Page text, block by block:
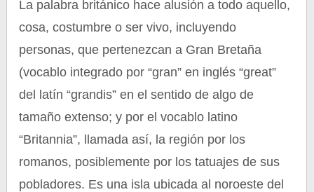
La palabra británico hace alusión a todo aquello,
cosa, costumbre o ser vivo, incluyendo
personas, que pertenezcan a Gran Bretaña
(vocablo integrado por “gran” en inglés “great”
del latín “grandis” en el sentido de algo de
tamaño extenso; y por el vocablo latino
“Britannia”, llamada así, la región por los
romanos, posiblemente por los tatuajes de sus
pobladores. Es una isla ubicada al noroeste del